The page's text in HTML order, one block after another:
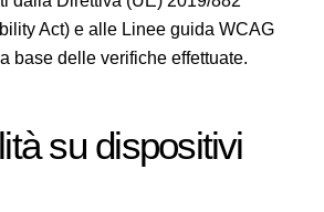
Act) e alle Linee guida WCAG
base delle verifiche effettuate.
su dispositivi